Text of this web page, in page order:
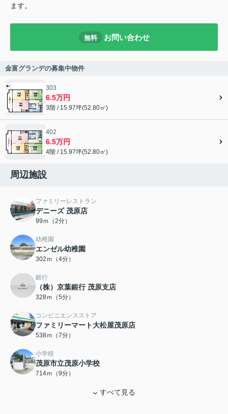
ます。
無料 お問い合わせ
金富グランデの募集中物件
303
6.5万円
3階 / 15.97坪(52.80㎡)
402
6.5万円
4階 / 15.97坪(52.80㎡)
周辺施設
ファミリーレストラン
デニーズ 茂原店
99ｍ（2分）
幼稚園
エンゼル幼稚園
302ｍ（4分）
銀行
（株）京葉銀行 茂原支店
328ｍ（5分）
コンビニエンスストア
ファミリーマート大松屋茂原店
538ｍ（7分）
小学校
茂原市立茂原小学校
714ｍ（9分）
すべて見る